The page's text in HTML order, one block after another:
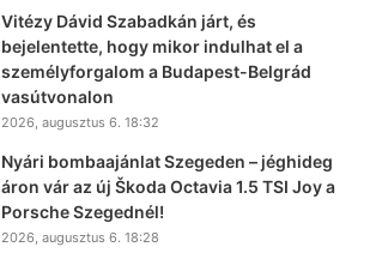
Vitézy Dávid Szabadkán járt, és
bejelentette, hogy mikor indulhat el a
személyforgalom a Budapest-Belgrád
vasútvonalon
2026, augusztus 6. 18:32
Nyári bombaajánlat Szegeden – jéghideg
áron vár az új Škoda Octavia 1.5 TSI Joy a
Porsche Szegednél!
2026, augusztus 6. 18:28